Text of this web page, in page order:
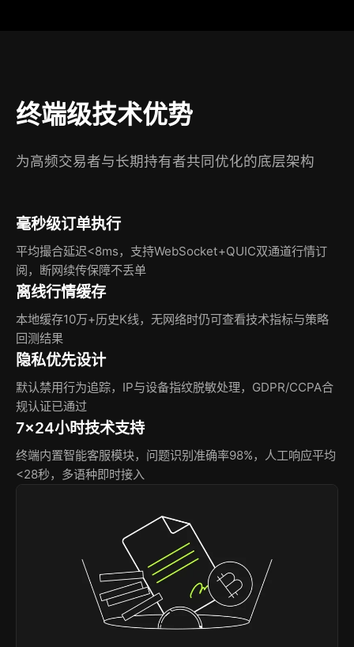
终端级技术优势
为高频交易者与长期持有者共同优化的底层架构
毫秒级订单执行
平均撮合延迟<8ms，支持WebSocket+QUIC双通道行情订
阅，断网续传保障不丢单
离线行情缓存
本地缓存10万+历史K线，无网络时仍可查看技术指标与策略
回测结果
隐私优先设计
默认禁用行为追踪，IP与设备指纹脱敏处理，GDPR/CCPA合
规认证已通过
7×24小时技术支持
终端内置智能客服模块，问题识别准确率98%，人工响应平均
<28秒，多语种即时接入